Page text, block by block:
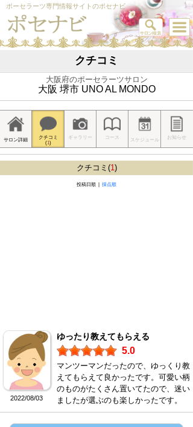
ポーセラーツ専門情報サイトのポセナビ
クチコミ
大阪府のポーセラーツサロン
大阪 堺市 UNO AL MONDO
サロン詳細
クチコミ
(1)
ギャラリー コース スケジュール お知らせ
クチコミ(1)
投稿日順 | 採点順
2022/08/03
ゆったり教えてもらえる
5.0
マンツーマンだったので、ゆっくり教
えてもらえて良かったです。可愛い柄
のものがたくさん置いてたので、迷い
ましたが選ぶのも楽しかったです。